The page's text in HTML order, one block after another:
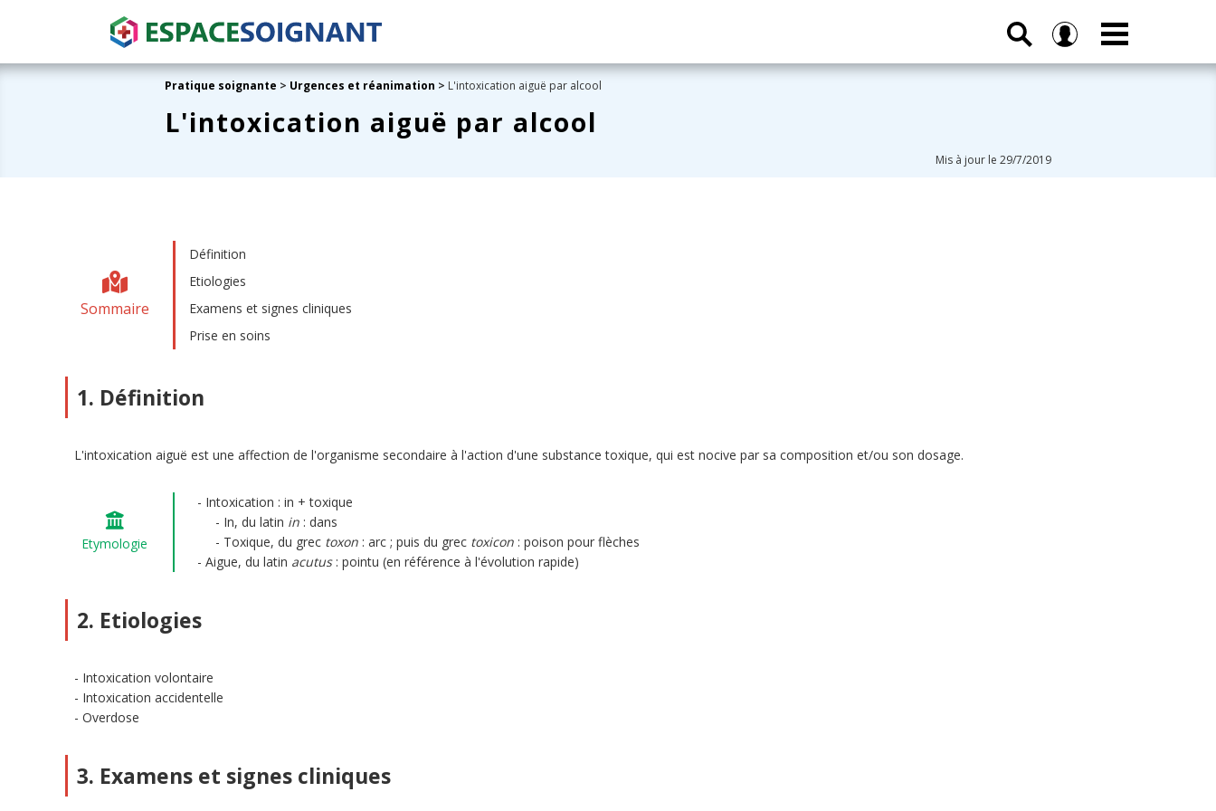
Pratique soignante > Urgences et réanimation > L'intoxication aiguë par alcool
L'intoxication aiguë par alcool
Mis à jour le 29/7/2019
Sommaire
Définition
Etiologies
Examens et signes cliniques
Prise en soins
1. Définition
L'intoxication aiguë est une affection de l'organisme secondaire à l'action d'une substance toxique, qui est nocive par sa composition et/ou son dosage.
Etymologie
Intoxication : in + toxique
In, du latin in : dans
Toxique, du grec toxon : arc ; puis du grec toxicon : poison pour flèches
Aigue, du latin acutus: pointu (en référence à l'évolution rapide)
2. Etiologies
Intoxication volontaire
Intoxication accidentelle
Overdose
3. Examens et signes cliniques